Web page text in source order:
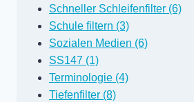
Schneller Schleifenfilter (6)
Schule filtern (3)
Sozialen Medien (6)
SS147 (1)
Terminologie (4)
Tiefenfilter (8)